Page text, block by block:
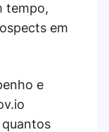
tempo,
em
e